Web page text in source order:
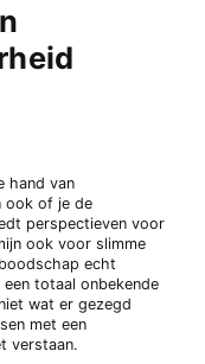
hand van
ook of je de
perspectieven voor
ook voor slimme
echt
totaal onbekende
wat er gezegd
met een
verstaan.